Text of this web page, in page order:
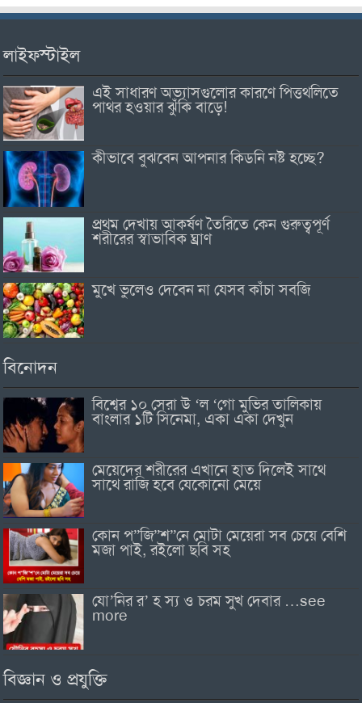
লাইফস্টাইল
এই সাধারণ অভ্যাসগুলোর কারণে পিত্তথলিতে
পাথর হওয়ার ঝুঁকি বাড়ে!
কীভাবে বুঝবেন আপনার কিডনি নষ্ট হচ্ছে?
প্রথম দেখায় আকর্ষণ তৈরিতে কেন গুরুত্বপূর্ণ
শরীরের স্বাভাবিক ঘ্রাণ
মুখে ভুলেও দেবেন না যেসব কাঁচা সবজি
বিনোদন
বিশ্বের ১০ সেরা উ ‘ল ‘গো মুভির তালিকায়
বাংলার ১টি সিনেমা, একা একা দেখুন
মেয়েদের শরীরের এখানে হাত দিলেই সাথে
সাথে রাজি হবে যেকোনো মেয়ে
কোন প”জি”শ”নে মোটা মেয়েরা সব চেয়ে বেশি
মজা পাই, রইলো ছবি সহ
যো’নির র’ হ স্য ও চরম সুখ দেবার …see
more
বিজ্ঞান ও প্রযুক্তি